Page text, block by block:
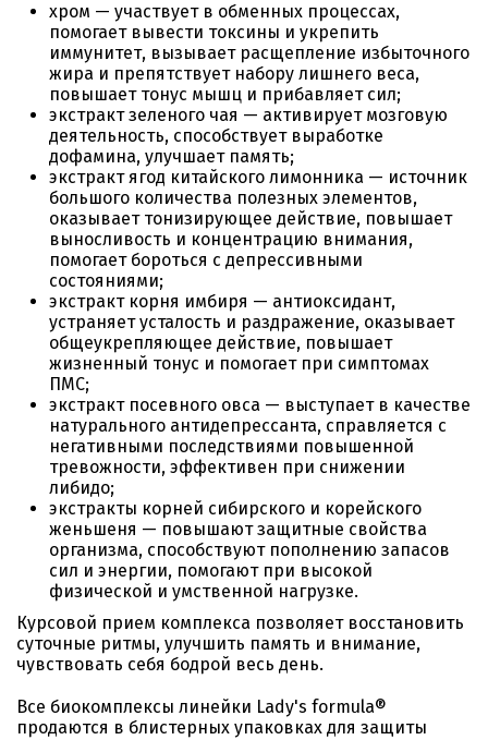
хром — участвует в обменных процессах,
помогает вывести токсины и укрепить
иммунитет, вызывает расщепление избыточного
жира и препятствует набору лишнего веса,
повышает тонус мышц и прибавляет сил;
экстракт зеленого чая — активирует мозговую
деятельность, способствует выработке
дофамина, улучшает память;
экстракт ягод китайского лимонника — источник
большого количества полезных элементов,
оказывает тонизирующее действие, повышает
выносливость и концентрацию внимания,
помогает бороться с депрессивными
состояниями;
экстракт корня имбиря — антиоксидант,
устраняет усталость и раздражение, оказывает
общеукрепляющее действие, повышает
жизненный тонус и помогает при симптомах
ПМС;
экстракт посевного овса — выступает в качестве
натурального антидепрессанта, справляется с
негативными последствиями повышенной
тревожности, эффективен при снижении
либидо;
экстракты корней сибирского и корейского
женьшеня — повышают защитные свойства
организма, способствуют пополнению запасов
сил и энергии, помогают при высокой
физической и умственной нагрузке.
Курсовой прием комплекса позволяет восстановить
суточные ритмы, улучшить память и внимание,
чувствовать себя бодрой весь день.
Все биокомплексы линейки Lady's formula®
продаются в блистерных упаковках для защиты